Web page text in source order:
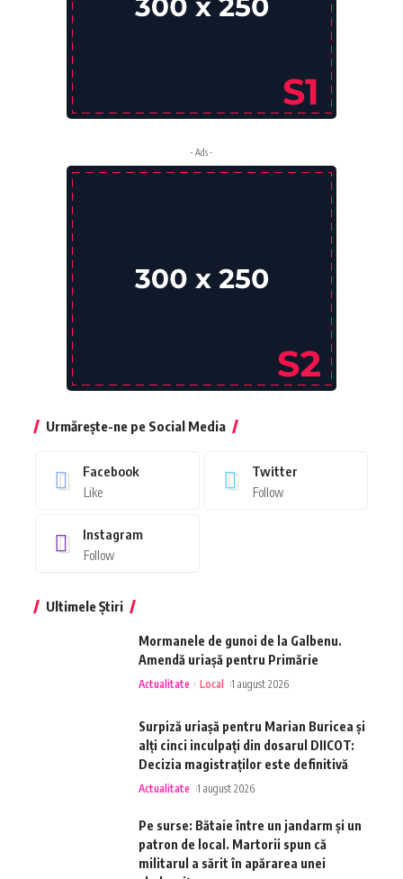
- Ads -
Urmărește-ne pe Social Media
Facebook
Like
Twitter
Follow
Instagram
Follow
Ultimele Știri
Mormanele de gunoi de la Galbenu.
Amendă uriașă pentru Primărie
Actualitate Local 1 august 2026
Surpiză uriașă pentru Marian Buricea și
alți cinci inculpați din dosarul DIICOT:
Decizia magistraților este definitivă
Actualitate 1 august 2026
Pe surse: Bătaie între un jandarm și un
patron de local. Martorii spun că
militarul a sărit în apărarea unei